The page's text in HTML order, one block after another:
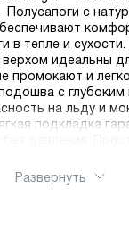
Полусапоги с
в тепле и
идеальны
промокают и
с
на льду и
подкладка
Развернуть